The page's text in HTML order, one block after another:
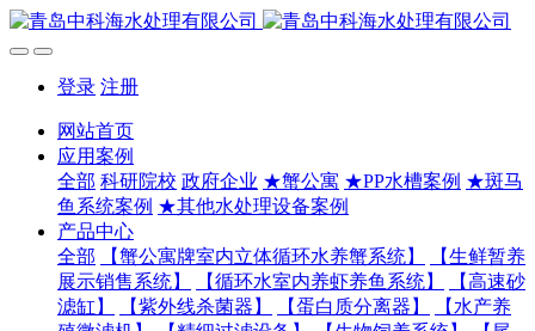
登录 注册
网站首页
应用案例
全部 科研院校 政府企业 ★蟹公寓 ★PP水槽案例 ★斑马
鱼系统案例 ★其他水处理设备案例
产品中心
全部
【蟹公寓牌室内立体循环水养蟹系统】
【生鲜暂养
展示销售系统】
【循环水室内养虾养鱼系统】
【高速砂
滤缸】
【紫外线杀菌器】 【蛋白质分离器】
【水产养